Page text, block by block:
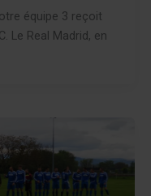
équipe 3 reçoit
Le Real Madrid, en